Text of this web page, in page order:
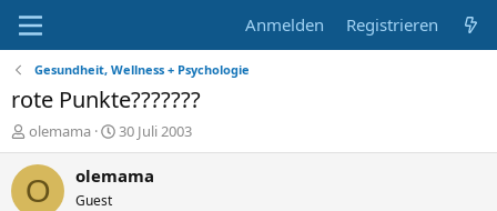
Anmelden Registrieren
Gesundheit, Wellness + Psychologie
rote Punkte???????
E
r
s
t
olemama
E
r
s
30 Juli 2003
O olemama
Guest